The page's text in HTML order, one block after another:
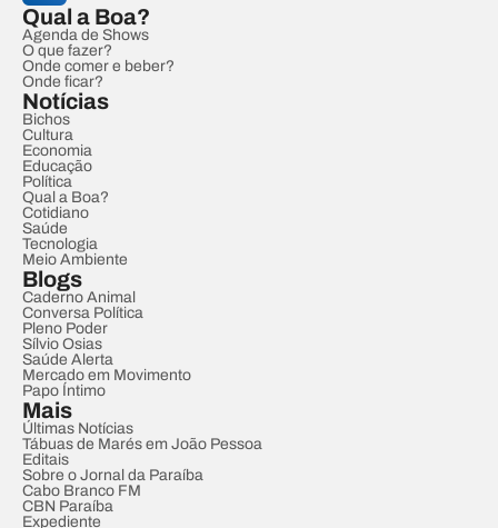
Qual a Boa?
Agenda de Shows
O que fazer?
Onde comer e beber?
Onde ficar?
Notícias
Bichos
Cultura
Economia
Educação
Política
Qual a Boa?
Cotidiano
Saúde
Tecnologia
Meio Ambiente
Blogs
Caderno Animal
Conversa Política
Pleno Poder
Sílvio Osias
Saúde Alerta
Mercado em Movimento
Papo Íntimo
Mais
Últimas Notícias
Tábuas de Marés em João Pessoa
Editais
Sobre o Jornal da Paraíba
Cabo Branco FM
CBN Paraíba
Expediente